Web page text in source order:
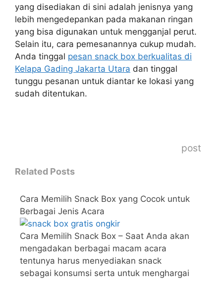
yang disediakan di sini adalah jenisnya yang
lebih mengedepankan pada makanan ringan
yang bisa digunakan untuk mengganjal perut.
Selain itu, cara pemesanannya cukup mudah.
Anda tinggal pesan snack box berkualitas di
Kelapa Gading Jakarta Utara dan tinggal
tunggu pesanan untuk diantar ke lokasi yang
sudah ditentukan.
post
Related Posts
Cara Memilih Snack Box yang Cocok untuk
Berbagai Jenis Acara
Cara Memilih Snack Box – Saat Anda akan
mengadakan berbagai macam acara
tentunya harus menyediakan snack
sebagai konsumsi serta untuk menghargai